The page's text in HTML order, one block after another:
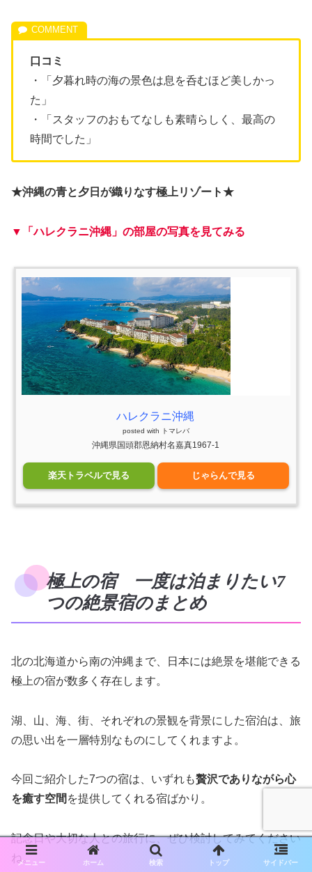
口コミ
・「夕暮れ時の海の景色は息を呑むほど美しかっ
た」
・「スタッフのおもてなしも素晴らしく、最高の
時間でした」
★沖縄の青と夕日が織りなす極上リゾート★
▼「ハレクラニ沖縄」の部屋の写真を見てみる
ハレクラニ沖縄
posted with トマレバ
沖縄県国頭郡恩納村名嘉真1967-1
楽天トラベルで見る じゃらんで見る
極上の宿 一度は泊まりたい7
つの絶景宿のまとめ
北の北海道から南の沖縄まで、日本には絶景を堪能できる
極上の宿が数多く存在します。
湖、山、海、街、それぞれの景観を背景にした宿泊は、旅
の思い出を一層特別なものにしてくれますよ。
今回ご紹介した7つの宿は、いずれも贅沢でありながら心
を癒す空間 を提供してくれる宿ばかり。
記念日や大切な人との旅行に、ぜひ検討してみてください
ね。
メニュー ホーム 検索 トップ サイドバー